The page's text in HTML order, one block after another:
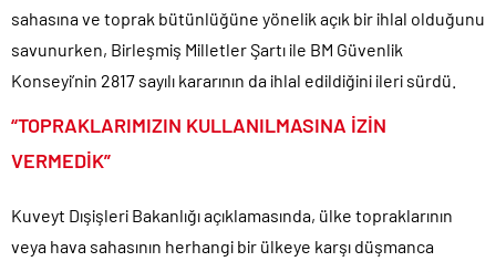
sahasına ve toprak bütünlüğüne yönelik açık bir ihlal olduğunu
savunurken, Birleşmiş Milletler Şartı ile BM Güvenlik
Konseyi’nin 2817 sayılı kararının da ihlal edildiğini ileri sürdü.
“TOPRAKLARIMIZIN KULLANILMASINA İZİN
VERMEDİK”
Kuveyt Dışişleri Bakanlığı açıklamasında, ülke topraklarının
veya hava sahasının herhangi bir ülkeye karşı düşmanca